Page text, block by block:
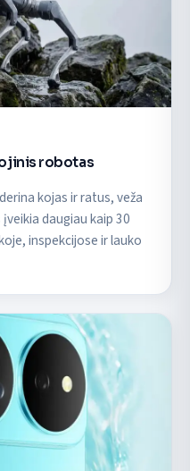
robotas
kojas ir ratus, veža
daugiau kaip 30
inspekcijose ir lauko